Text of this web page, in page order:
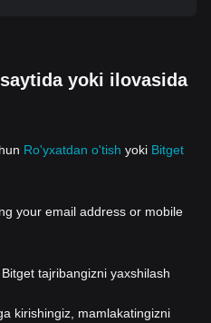
yoki ilovasida
Ro'yxatdan o'tish yoki Bitget
your email address or mobile
tajribangizni yaxshilash
kirishingiz, mamlakatingizni